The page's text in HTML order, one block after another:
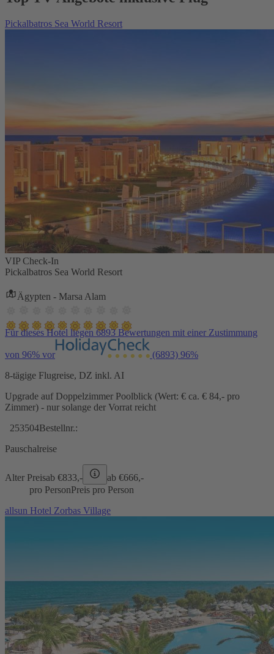
Pickalbatros Sea World Resort
VIP Check-In
Pickalbatros Sea World Resort
Ägypten - Marsa Alam
Für dieses Hotel liegen 6893 Bewertungen mit einer Zustimmung
von 96% vor (6893) 96%
8-tägige Flugreise, DZ inkl. AI
Upgrade auf Doppelzimmer Poolblick (Wert: € ca. € 84,- pro
Zimmer) - nur solange der Vorrat reicht
253504Bestellnr.:
Pauschalreise
Alter Preisab €833,- ab €666,-
pro PersonPreis pro Person
allsun Hotel Zorbas Village